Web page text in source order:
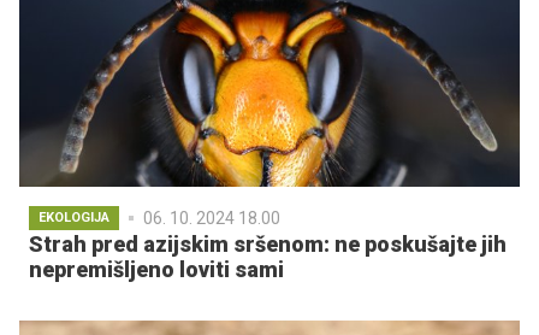
EKOLOGIJA 06. 10. 2024 18.00
Strah pred azijskim sršenom: ne poskušajte jih
nepremišljeno loviti sami